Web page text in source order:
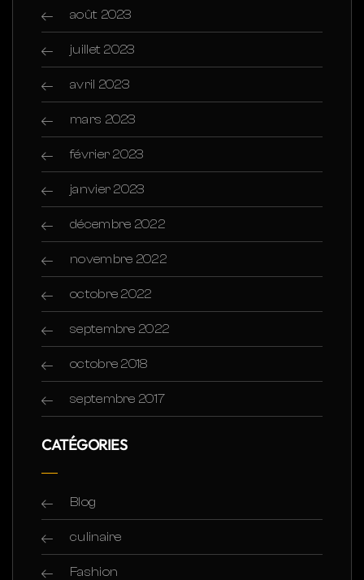
août 2023
juillet 2023
avril 2023
mars 2023
février 2023
janvier 2023
décembre 2022
novembre 2022
octobre 2022
septembre 2022
octobre 2018
septembre 2017
CATÉGORIES
Blog
culinaire
Fashion